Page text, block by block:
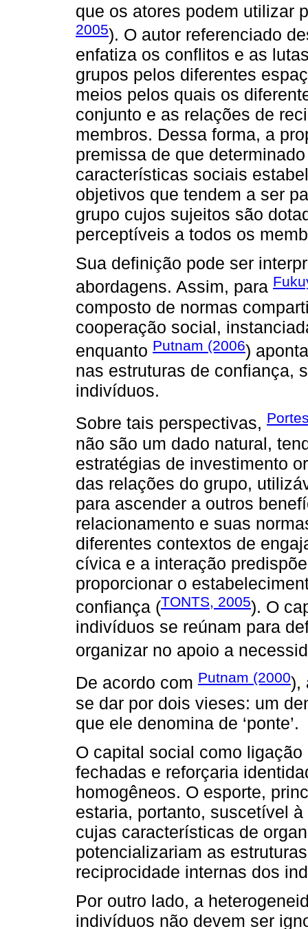
que os atores podem utilizar
2005). O autor referenciado
enfatiza os conflitos e as
grupos pelos diferentes
meios pelos quais os
conjunto e as relações de
membros. Dessa forma, a
premissa de que
características sociais
objetivos que tendem a ser
grupo cujos sujeitos são
perceptíveis a todos os
Sua definição pode ser
abordagens. Assim, para
composto de normas
cooperação social,
enquanto Putnam (2006)
nas estruturas de confiança,
indivíduos.
Sobre tais perspectivas,
não são um dado natural,
estratégias de investimento
das relações do grupo,
para ascender a outros
relacionamento e suas
diferentes contextos de
cívica e a interação
proporcionar o
confiança (TONTS, 2005). O
indivíduos se reúnam para
organizar no apoio a
De acordo com Putnam (2000),
se dar por dois vieses: um
que ele denomina de ‘ponte’.
O capital social como
fechadas e reforçaria
homogêneos. O esporte,
estaria, portanto, suscetível
cujas características de
potencializariam as
reciprocidade internas dos
Por outro lado, a
indivíduos não devem ser